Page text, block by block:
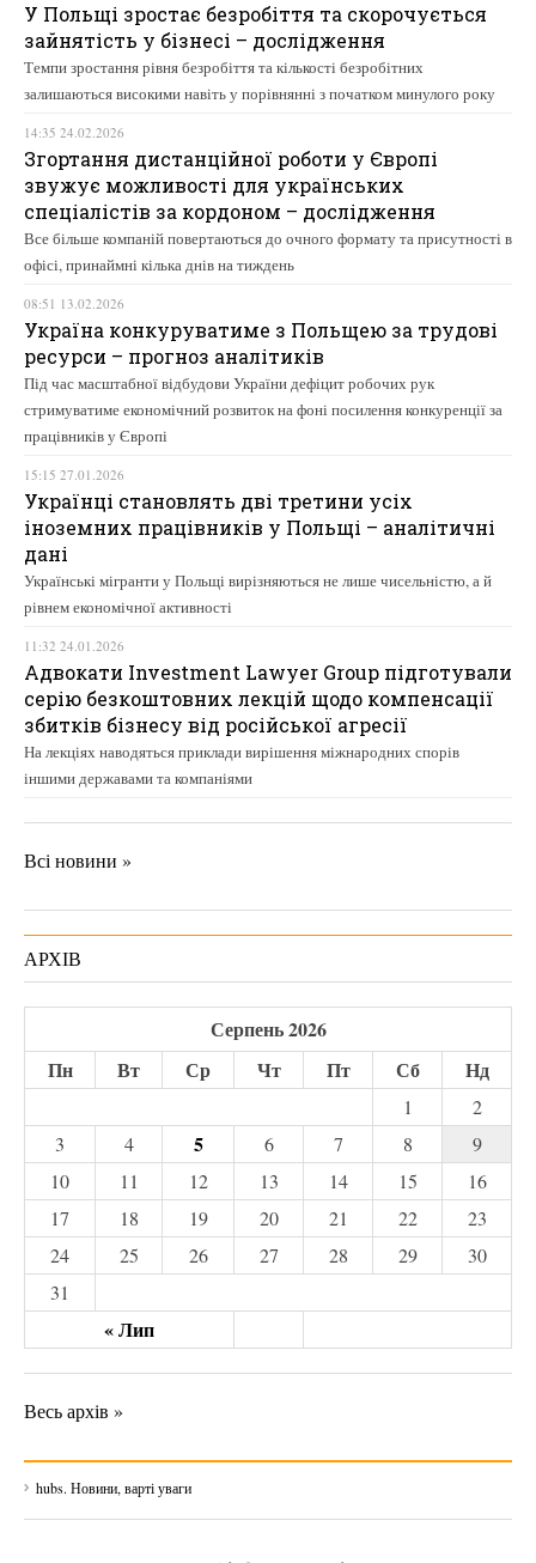
У Польщі зростає безробіття та скорочується
зайнятість у бізнесі – дослідження
Темпи зростання рівня безробіття та кількості безробітних
залишаються високими навіть у порівнянні з початком минулого року
14:35 24.02.2026
Згортання дистанційної роботи у Європі
звужує можливості для українських
спеціалістів за кордоном – дослідження
Все більше компаній повертаються до очного формату та присутності в
офісі, принаймні кілька днів на тиждень
08:51 13.02.2026
Україна конкуруватиме з Польщею за трудові
ресурси – прогноз аналітиків
Під час масштабної відбудови України дефіцит робочих рук
стримуватиме економічний розвиток на фоні посилення конкуренції за
працівників у Європі
15:15 27.01.2026
Українці становлять дві третини усіх
іноземних працівників у Польщі – аналітичні
дані
Українські мігранти у Польщі вирізняються не лише чисельністю, а й
рівнем економічної активності
11:32 24.01.2026
Адвокати Investment Lawyer Group підготували
серію безкоштовних лекцій щодо компенсації
збитків бізнесу від російської агресії
На лекціях наводяться приклади вирішення міжнародних спорів
іншими державами та компаніями
Всі новини »
АРХІВ
Серпень 2026
Пн
Вт Ср Чт Пт Сб Нд
« Лип
1
2
3
4 5 6 7 8
9
10
11 12 13 14 15
16
17
18 19 20 21 22
23
24
25 26 27 28 29
30
31
Весь архів »
hubs. Новини, варті уваги